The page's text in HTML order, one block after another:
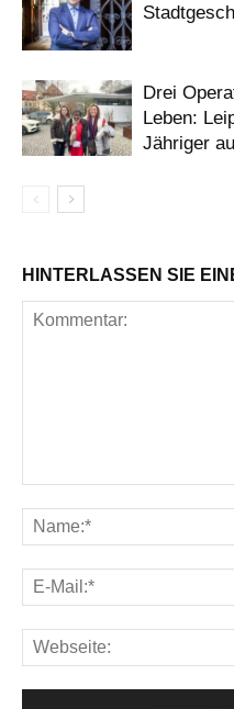
Drei
Leben:
Jähriger
HINTERLASSEN SIE